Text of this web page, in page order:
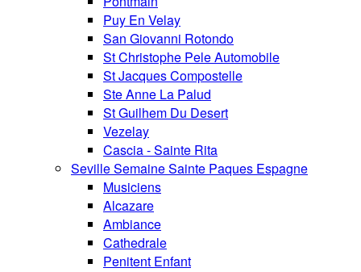
Puy En Velay
San Giovanni Rotondo
St Christophe Pele Automobile
St Jacques Compostelle
Ste Anne La Palud
St Guilhem Du Desert
Vezelay
Cascia - Sainte Rita
Seville Semaine Sainte Paques Espagne
Musiciens
Alcazare
Ambiance
Cathedrale
Penitent Enfant